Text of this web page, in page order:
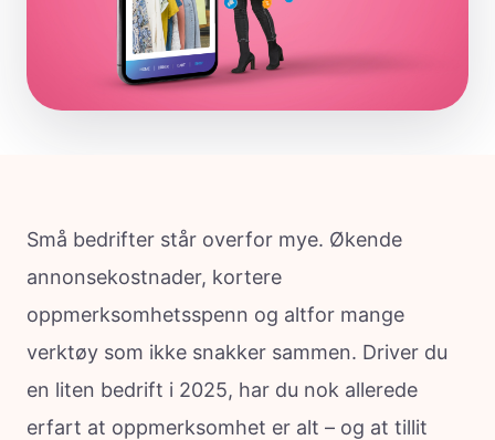
Små bedrifter står overfor mye. Økende
annonsekostnader, kortere
oppmerksomhetsspenn og altfor mange
verktøy som ikke snakker sammen. Driver du
en liten bedrift i 2025, har du nok allerede
erfart at oppmerksomhet er alt – og at tillit